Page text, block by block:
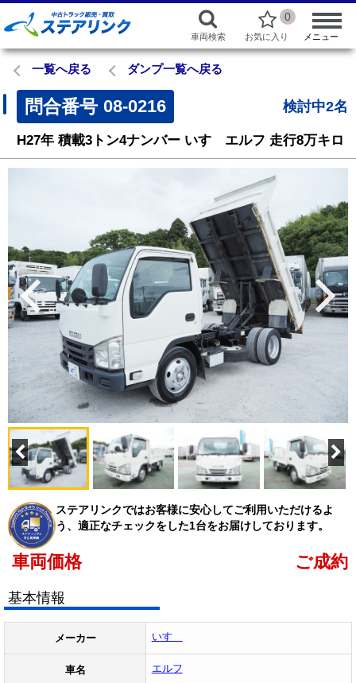
車両検索
0
お気に入り メニュー
一覧へ戻る ダンプ一覧へ戻る
問合番号 08-0216 検討中2名
H27年 積載3トン4ナンバー いすゞエルフ 走行8万キロ
ステアリンクではお客様に安心してご利用いただけるよ
う、適正なチェックをした1台をお届けしております。
車両価格 ご成約
基本情報
メーカー いすゞ
車名 エルフ